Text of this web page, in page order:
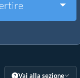
Vai alla sezione